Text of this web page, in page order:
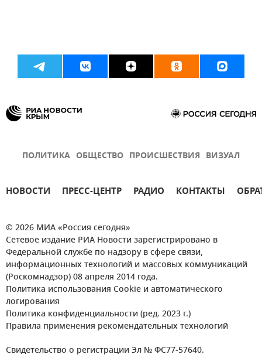
ПОЛИТИКА ОБЩЕСТВО ПРОИСШЕСТВИЯ ВИЗУАЛ
НОВОСТИ ПРЕСС-ЦЕНТР РАДИО КОНТАКТЫ
© 2026 МИА «Россия сегодня»
Сетевое издание РИА Новости зарегистрировано в
Федеральной службе по надзору в сфере связи,
информационных технологий и массовых коммуникаций
(Роскомнадзор) 08 апреля 2014 года.
Политика использования Cookie и автоматического
логирования
Политика конфиденциальности (ред. 2023 г.)
Правила применения рекомендательных технологий
Свидетельство о регистрации Эл № ФС77-57640.